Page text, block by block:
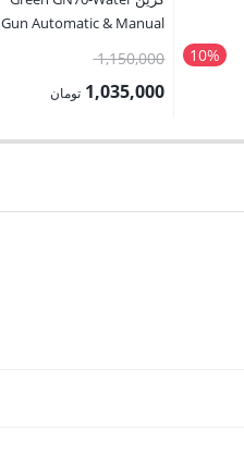
10%
Gun Automatic & Manual
1,150,000قیمت
اصلی:
بود.
1,035,000 تومان